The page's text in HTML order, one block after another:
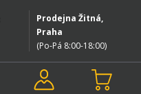
Prodejna Žitná,
Praha
(Po-Pá 8:00-18:00)